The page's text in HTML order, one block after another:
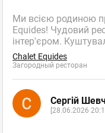
Ми всією родиною
Equides! Чудовий
інтер'єром.
Chalet Equides
Загородный ресторан
Сергій
[28.06.2026